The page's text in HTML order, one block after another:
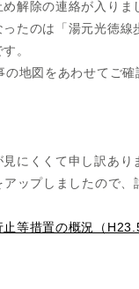
解除の連絡が入りま
たのは「湯元光徳線
。
の地図をあわせてご確
にくくて申し訳あり
ップしましたので、
等措置の概況（